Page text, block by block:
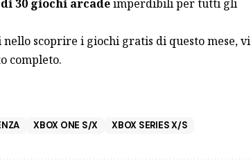
30 giochi arcadeimperdibili per tutti gli
scoprire i giochi gratis di questo mese, vi
completo.
XBOX ONE S/X XBOX SERIES X/S